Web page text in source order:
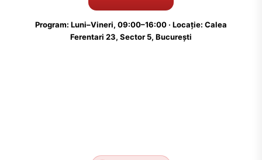
Program: Luni–Vineri, 09:00–16:00 · Locație: Calea
Ferentari 23, Sector 5, București